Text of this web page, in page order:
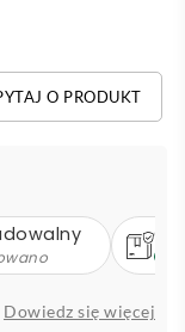
O PRODUKT
Dowiedz się więcej